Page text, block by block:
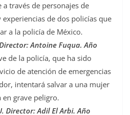
a través de personajes de
de dos policías que
a la policía de México.
Antoine Fuqua. Año
de la policía, que ha sido
de atención de emergencias
intentará salvar a una mujer
en grave peligro.
Director: Adil El Arbi. Año